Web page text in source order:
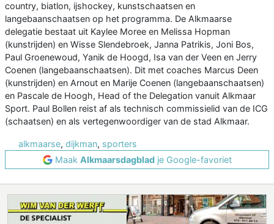
country, biatlon, ijshockey, kunstschaatsen en
langebaanschaatsen op het programma. De Alkmaarse
delegatie bestaat uit Kaylee Moree en Melissa Hopman
(kunstrijden) en Wisse Slendebroek, Janna Patrikis, Joni Bos,
Paul Groenewoud, Yanik de Hoogd, Isa van der Veen en Jerry
Coenen (langebaanschaatsen). Dit met coaches Marcus Deen
(kunstrijden) en Arnout en Marije Coenen (langebaanschaatsen)
en Pascale de Hoogh, Head of the Delegation vanuit Alkmaar
Sport. Paul Bollen reist af als technisch commissielid van de ICG
(schaatsen) en als vertegenwoordiger van de stad Alkmaar.
alkmaarse, dijkman, sporters
Maak Alkmaarsdagbladje Google-favoriet